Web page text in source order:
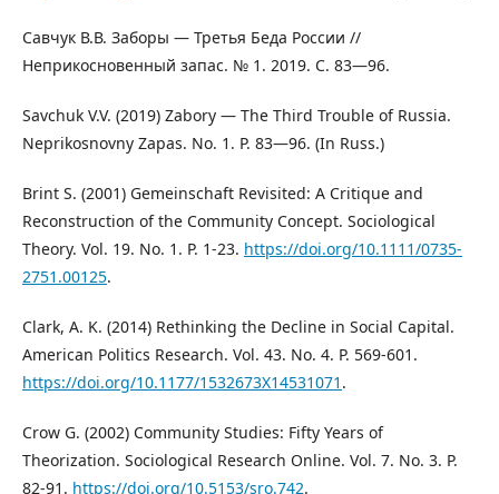
Савчук В.В. Заборы — Третья Беда России //
Неприкосновенный запас. № 1. 2019. С. 83—96.
Savchuk V.V. (2019) Zabory — The Third Trouble of Russia.
Neprikosnovny Zapas. No. 1. P. 83—96. (In Russ.)
Brint S. (2001) Gemeinschaft Revisited: A Critique and
Reconstruction of the Community Concept. Sociological
Theory. Vol. 19. No. 1. P. 1-23. https://doi.org/10.1111/0735-
2751.00125.
Clark, A. K. (2014) Rethinking the Decline in Social Capital.
American Politics Research. Vol. 43. No. 4. P. 569-601.
https://doi.org/10.1177/1532673X14531071 .
Crow G. (2002) Community Studies: Fifty Years of
Theorization. Sociological Research Online. Vol. 7. No. 3. P.
82-91. https://doi.org/10.5153/sro.742.